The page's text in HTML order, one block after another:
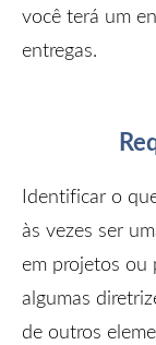
você terá um
entregas.
Identificar o
às vezes ser
em projetos ou
algumas
de outros